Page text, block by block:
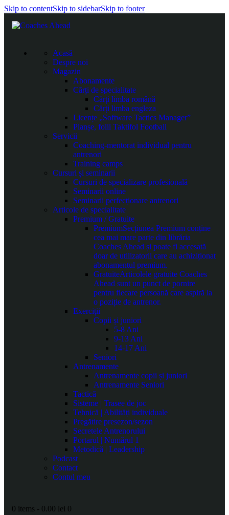
Skip to contentSkip to sidebarSkip to footer
Acasă
Despre noi
Magazin
Abonamente
Cărți de specialitate
Cărți limba română
Cărți limba engleza
Licențe „Software Tactics Manager”
Planșe, folii Taktifol Football
Servicii
Coaching-mentorat individual pentru
antrenori
Training camps
Cursuri și seminarii
Cursuri de specializare profesională
Seminarii online
Seminarii perfecționare antrenori
Articole de specialitate
Premium / Gratuite
PremiumSecțiunea Premium conține
cea mai mare parte din librăria
Coaches Ahead și poate fi accesată
doar de utilizatorii care au achiziționat
abonamentul premium.
GratuiteArticolele gratuite Coaches
Ahead sunt un punct de pornire
pentru fiecare persoană care aspiră la
o poziție de antrenor.
Exerciții
Copii și juniori
5-8 Ani
9-13 Ani
14-17 Ani
Seniori
Antrenamente
Antrenamente copii și juniori
Antrenamente Seniori
Tactică
Sisteme | Trasee de joc
Tehnică | Abilități individuale
Pregătire presezon/sezon
Secretele Antrenorului
Portarul | Numărul 1
Metodică | Leadership
Podcast
Contact
Contul meu
0 items - 0.00 lei 0